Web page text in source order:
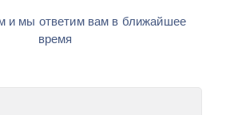
и мы ответим вам в ближайшее
время